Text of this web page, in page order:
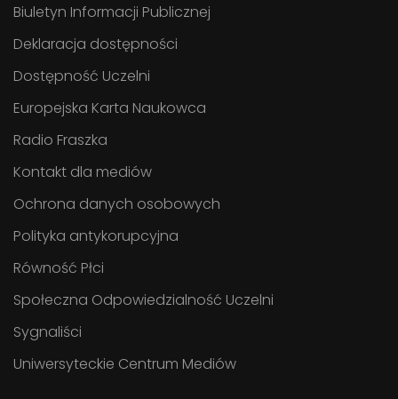
Biuletyn Informacji Publicznej
Deklaracja dostępności
Dostępność Uczelni
Europejska Karta Naukowca
Radio Fraszka
Kontakt dla mediów
Ochrona danych osobowych
Polityka antykorupcyjna
Równość Płci
Społeczna Odpowiedzialność Uczelni
Sygnaliści
Uniwersyteckie Centrum Mediów